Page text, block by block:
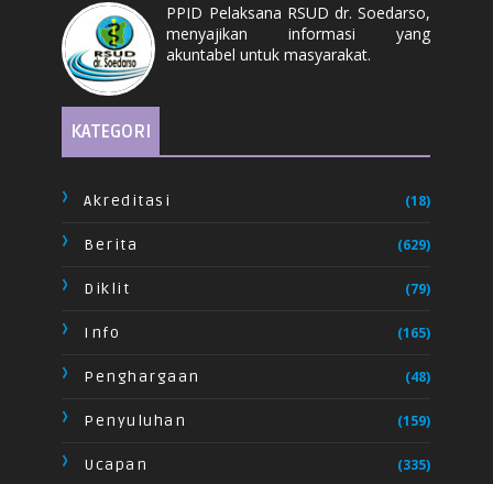
PPID Pelaksana RSUD dr. Soedarso,
menyajikan informasi yang
akuntabel untuk masyarakat.
KATEGORI
Akreditasi (18)
Berita (629)
Diklit (79)
Info (165)
Penghargaan (48)
Penyuluhan (159)
Ucapan (335)